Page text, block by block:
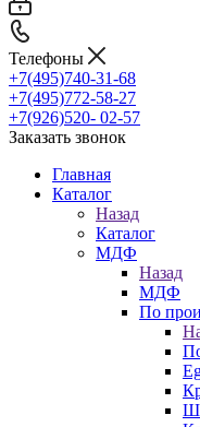
Телефоны
+7(495)740-31-68
+7(495)772-58-27
+7(926)520- 02-57
Заказать звонок
Главная
Каталог
Назад
Каталог
МДФ
Назад
МДФ
По